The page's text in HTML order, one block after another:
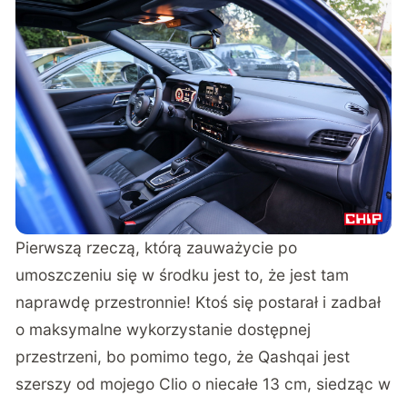
Pierwszą rzeczą, którą zauważycie po
umoszczeniu się w środku jest to, że jest tam
naprawdę przestronnie! Ktoś się postarał i zadbał
o maksymalne wykorzystanie dostępnej
przestrzeni, bo pomimo tego, że Qashqai jest
szerszy od mojego Clio o niecałe 13 cm, siedząc w